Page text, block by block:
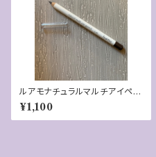
ルアモナチュラルマルチアイペン
シル（カフェ）
¥1,100